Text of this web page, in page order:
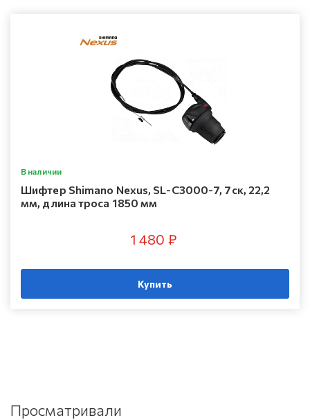
В наличии
Шифтер Shimano Nexus, SL-C3000-7, 7ск, 22,2
мм, длина троса 1850 мм
1 480 ₽
Купить
Просматривали